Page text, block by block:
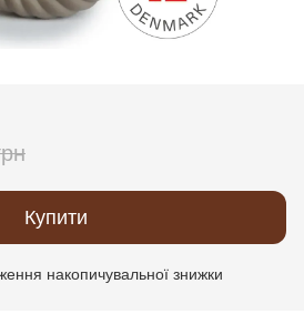
Купити
накопичувальної знижки